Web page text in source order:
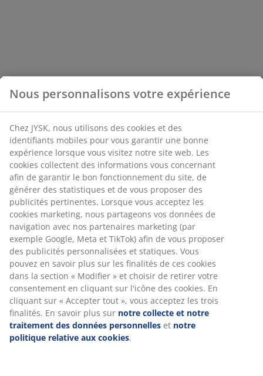
Nous personnalisons votre expérience
Chez JYSK, nous utilisons des cookies et des
identifiants mobiles pour vous garantir une bonne
expérience lorsque vous visitez notre site web. Les
cookies collectent des informations vous concernant
afin de garantir le bon fonctionnement du site, de
générer des statistiques et de vous proposer des
publicités pertinentes. Lorsque vous acceptez les
cookies marketing, nous partageons vos données de
navigation avec nos partenaires marketing (par
exemple Google, Meta et TikTok) afin de vous proposer
des publicités personnalisées et statiques. Vous
pouvez en savoir plus sur les finalités de ces cookies
dans la section « Modifier » et choisir de retirer votre
consentement en cliquant sur l'icône des cookies. En
cliquant sur « Accepter tout », vous acceptez les trois
finalités. En savoir plus sur notre collecte et notre
traitement des données personnelles et notre
politique relative aux cookies.